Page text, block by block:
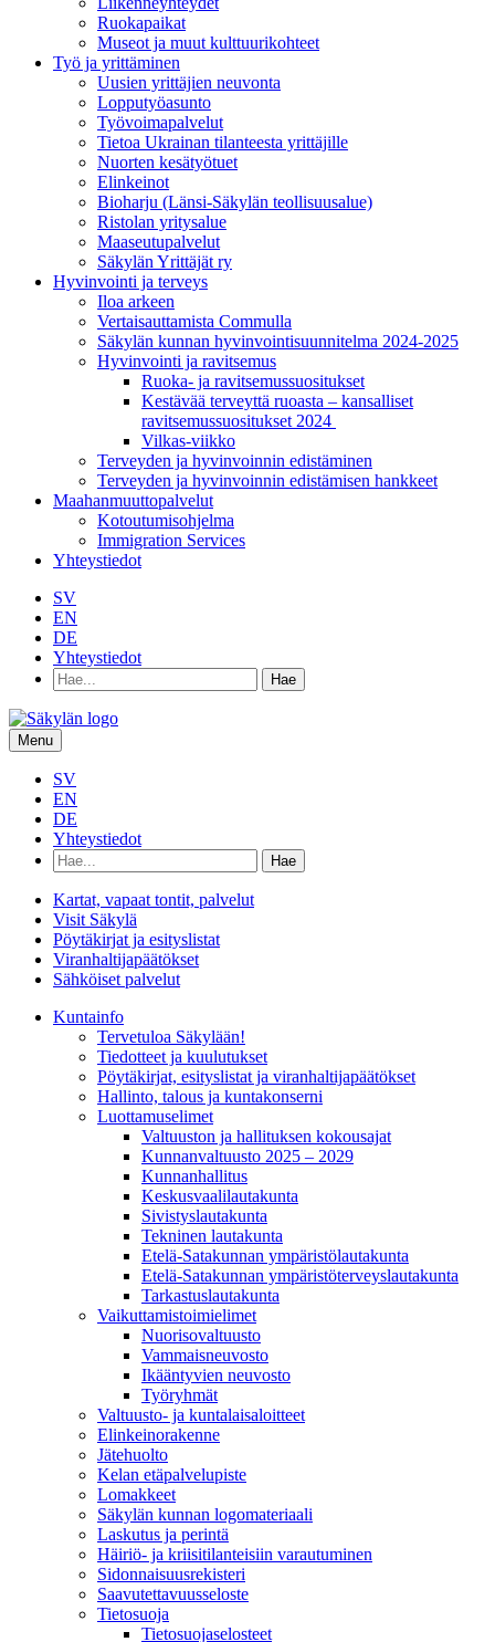
Ruokapaikat
Museot ja muut kulttuurikohteet
Työ ja yrittä­minen
Uusien yrittäjien neuvonta
Lopputyöasunto
Työvoimapalvelut
Tietoa Ukrainan tilanteesta yrittäjille
Nuorten kesätyötuet
Elinkeinot
Bioharju (Länsi-Säkylän teollisuusalue)
Ristolan yritysalue
Maaseutupalvelut
Säkylän Yrittäjät ry
Hyvinvointi ja terveys
Iloa arkeen
Vertaisauttamista Commulla
Säkylän kunnan hyvinvointisuunnitelma 2024-2025
Hyvinvointi ja ravitsemus
Ruoka- ja ravitsemussuositukset
Kestävää terveyttä ruoasta – kansalliset
ravitsemussuositukset 2024
Vilkas-viikko
Terveyden ja hyvinvoinnin edistäminen
Terveyden ja hyvinvoinnin edistämisen hankkeet
Maahanmuuttopalvelut
Kotoutumisohjelma
Immigration Services
Yhteystiedot
SV
EN
DE
Yhteystiedot
Hae
hakusanalla:
Menu
SV
EN
DE
Yhteystiedot
Hae
hakusanalla:
Kartat, vapaat tontit, palvelut
Visit Säkylä
Pöytäkirjat ja esityslistat
Viranhaltijapäätökset
Sähköiset palvelut
Kunta­info
Tervetuloa Säkylään!
Tiedotteet ja kuulutukset
Pöytäkirjat, esityslistat ja viranhaltijapäätökset
Hallinto, talous ja kuntakonserni
Luottamuselimet
Valtuuston ja hallituksen kokousajat
Kunnanvaltuusto 2025 – 2029
Kunnanhallitus
Keskusvaalilautakunta
Sivistyslautakunta
Tekninen lautakunta
Etelä-Satakunnan ympäristölautakunta
Etelä-Satakunnan ympäristöterveyslautakunta
Tarkastuslautakunta
Vaikuttamistoimielimet
Nuorisovaltuusto
Vammaisneuvosto
Ikääntyvien neuvosto
Työryhmät
Valtuusto- ja kuntalaisaloitteet
Elinkeinorakenne
Jätehuolto
Kelan etäpalvelupiste
Lomakkeet
Säkylän kunnan logomateriaali
Laskutus ja perintä
Häiriö- ja kriisitilanteisiin varautuminen
Sidonnaisuusrekisteri
Saavutettavuusseloste
Tietosuoja
Tietosuojaselosteet